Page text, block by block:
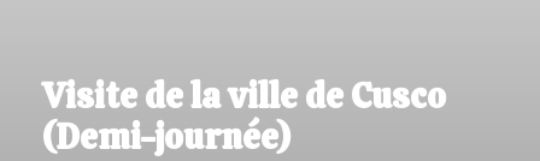
Visite de la ville de Cusco
(Demi-journée)